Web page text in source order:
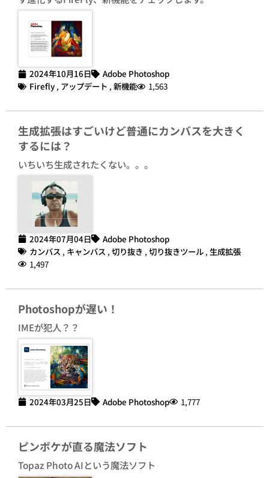
2024年10月16日
Adobe Photoshop
Firefly , アップデート , 新機能 1,563
生成拡張はすごいけど普通にカンバスを大きく
するには？
いちいち生成されたくない。。。
2024年07月04日
Adobe Photoshop
カンバス , キャンバス , 切り抜き , 切り抜きツール , 生成拡張
1,497
Photoshopが遅い！
IMEが犯人？？
2024年03月25日 Adobe Photoshop 1,777
ピンボケが直る魔法ソフト
Topaz Photo AIという魔法ソフト